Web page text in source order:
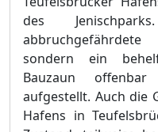
des
sondern ein
Bauzaun
aufgestellt. Auch die
Hafens in